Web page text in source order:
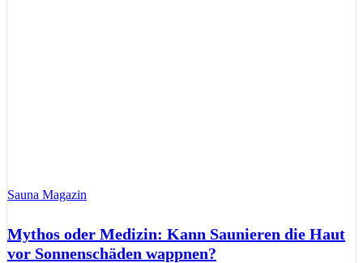
Sauna Magazin
Mythos oder Medizin: Kann Saunieren die Haut
vor Sonnenschäden wappnen?